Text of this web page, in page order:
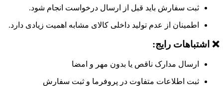
ثبت سفارش باید قبل از ارسال درخواست انجام شود.
اطمینان از عدم تولید داخلی کالای مشابه اهمیت زیادی دارد.
❌ اشتباهات رایج:
ارسال مدارک ناقص یا بدون مهر و امضا
ثبت اطلاعات متفاوت در پروفرما و ثبت سفارش